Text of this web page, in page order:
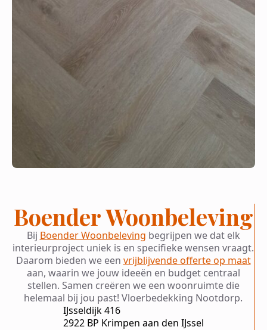
Boender Woonbeleving
Bij Boender Woonbeleving begrijpen we dat elk
interieurproject uniek is en specifieke wensen vraagt.
Daarom bieden we een vrijblijvende offerte op maat
aan, waarin we jouw ideeën en budget centraal
stellen. Samen creëren we een woonruimte die
helemaal bij jou past! Vloerbedekking Nootdorp.
IJsseldijk 416
2922 BP Krimpen aan den IJssel